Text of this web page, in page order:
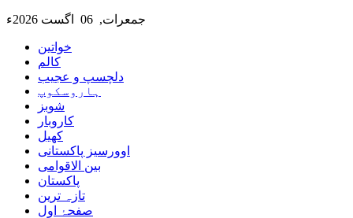
جمعرات, 06 اگست 2026ء
خواتین
کالم
دلچسپ و عجیب
ہاروسکوپ
شوبز
کاروبار
کھیل
اوورسیز پاکستانی
بین الاقوامی
پاکستان
تازہ ترین
صفحۂ اول